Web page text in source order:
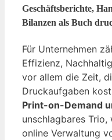
Geschäftsberichte,
Bilanzen als Buch
Für Unternehmen
Effizienz,
vor allem die Zeit,
Druckaufgaben
Print-on-Demand
unschlagbares
online Verwaltung